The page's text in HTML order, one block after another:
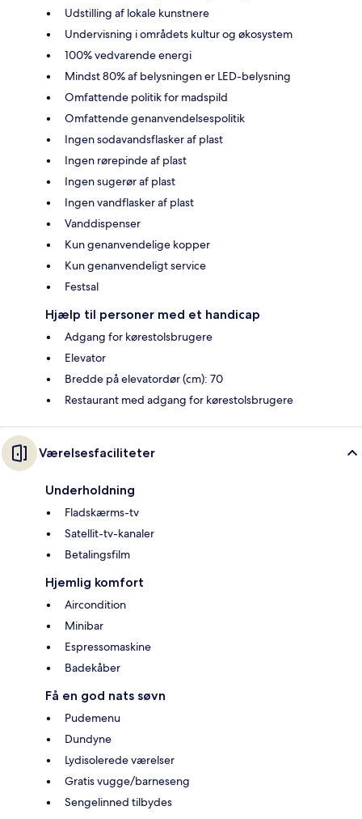
Udstilling af lokale kunstnere
Undervisning i områdets kultur og økosystem
100% vedvarende energi
Mindst 80% af belysningen er LED-belysning
Omfattende politik for madspild
Omfattende genanvendelsespolitik
Ingen sodavandsflasker af plast
Ingen rørepinde af plast
Ingen sugerør af plast
Ingen vandflasker af plast
Vanddispenser
Kun genanvendelige kopper
Kun genanvendeligt service
Festsal
Hjælp til personer med et handicap
Adgang for kørestolsbrugere
Elevator
Bredde på elevatordør (cm): 70
Restaurant med adgang for kørestolsbrugere
Værelsesfaciliteter
Underholdning
Fladskærms-tv
Satellit-tv-kanaler
Betalingsfilm
Hjemlig komfort
Aircondition
Minibar
Espressomaskine
Badekåber
Få en god nats søvn
Pudemenu
Dundyne
Lydisolerede værelser
Gratis vugge/barneseng
Sengelinned tilbydes